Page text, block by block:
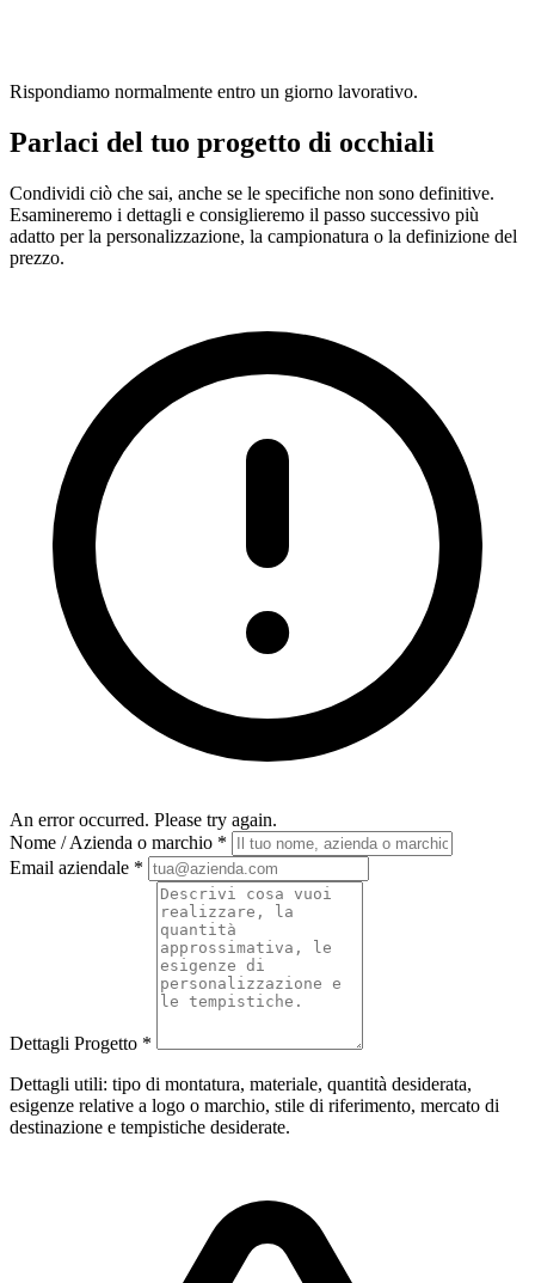
Rispondiamo normalmente entro un giorno lavorativo.
Parlaci del tuo progetto di occhiali
Condividi ciò che sai, anche se le specifiche non sono definitive.
Esamineremo i dettagli e consiglieremo il passo successivo più
adatto per la personalizzazione, la campionatura o la definizione del
prezzo.
An error occurred. Please try again.
Nome / Azienda o marchio *
Email aziendale *
Dettagli Progetto *
Dettagli utili: tipo di montatura, materiale, quantità desiderata,
esigenze relative a logo o marchio, stile di riferimento, mercato di
destinazione e tempistiche desiderate.